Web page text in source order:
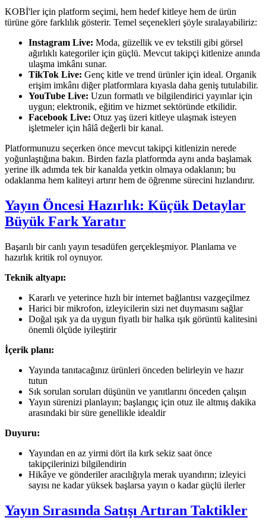
KOBİ'ler için platform seçimi, hem hedef kitleye hem de ürün
türüne göre farklılık gösterir. Temel seçenekleri şöyle sıralayabiliriz:
Instagram Live: Moda, güzellik ve ev tekstili gibi görsel
ağırlıklı kategoriler için güçlü. Mevcut takipçi kitlenize anında
ulaşma imkânı sunar.
TikTok Live: Genç kitle ve trend ürünler için ideal. Organik
erişim imkânı diğer platformlara kıyasla daha geniş tutulabilir.
YouTube Live: Uzun formatlı ve bilgilendirici yayınlar için
uygun; elektronik, eğitim ve hizmet sektöründe etkilidir.
Facebook Live: Otuz yaş üzeri kitleye ulaşmak isteyen
işletmeler için hâlâ değerli bir kanal.
Platformunuzu seçerken önce mevcut takipçi kitlenizin nerede
yoğunlaştığına bakın. Birden fazla platformda aynı anda başlamak
yerine ilk adımda tek bir kanalda yetkin olmaya odaklanın; bu
odaklanma hem kaliteyi artırır hem de öğrenme sürecini hızlandırır.
Yayın Öncesi Hazırlık: Küçük Detaylar
Büyük Fark Yaratır
Başarılı bir canlı yayın tesadüfen gerçekleşmiyor. Planlama ve
hazırlık kritik rol oynuyor.
Teknik altyapı:
Kararlı ve yeterince hızlı bir internet bağlantısı vazgeçilmez
Harici bir mikrofon, izleyicilerin sizi net duymasını sağlar
Doğal ışık ya da uygun fiyatlı bir halka ışık görüntü kalitesini
önemli ölçüde iyileştirir
İçerik planı:
Yayında tanıtacağınız ürünleri önceden belirleyin ve hazır
tutun
Sık sorulan soruları düşünün ve yanıtlarını önceden çalışın
Yayın sürenizi planlayın; başlangıç için otuz ile altmış dakika
arasındaki bir süre genellikle idealdir
Duyuru:
Yayından en az yirmi dört ila kırk sekiz saat önce
takipçilerinizi bilgilendirin
Hikâye ve gönderiler aracılığıyla merak uyandırın; izleyici
sayısı ne kadar yüksek başlarsa yayın o kadar güçlü ilerler
Yayın Sırasında Satışı Artıran Taktikler